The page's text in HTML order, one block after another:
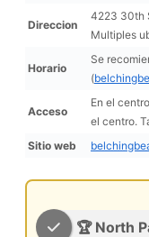
Direccion
4223 30th
Multiples
Horario
Se
(
Acceso
En el
el centro.
Sitio web
🏆 North